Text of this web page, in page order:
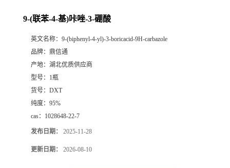
9-(联苯-4-基)咔唑-3-硼酸
英文名称： 9-(biphenyl-4-yl)-3-boricacid-9H-carbazole
品牌： 鼎信通
产地： 湖北优质供应商
型号： 1瓶
货号： DXT
纯度： 95%
cas： 1028648-22-7
发布日期： 2025-11-28
更新日期： 2026-08-10